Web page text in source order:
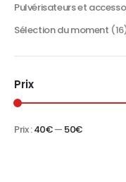
Pulvérisateurs et
Sélection du moment
Prix
Prix :40€— 50€